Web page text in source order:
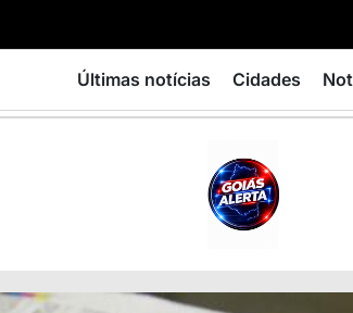
Últimas notícias Cidades